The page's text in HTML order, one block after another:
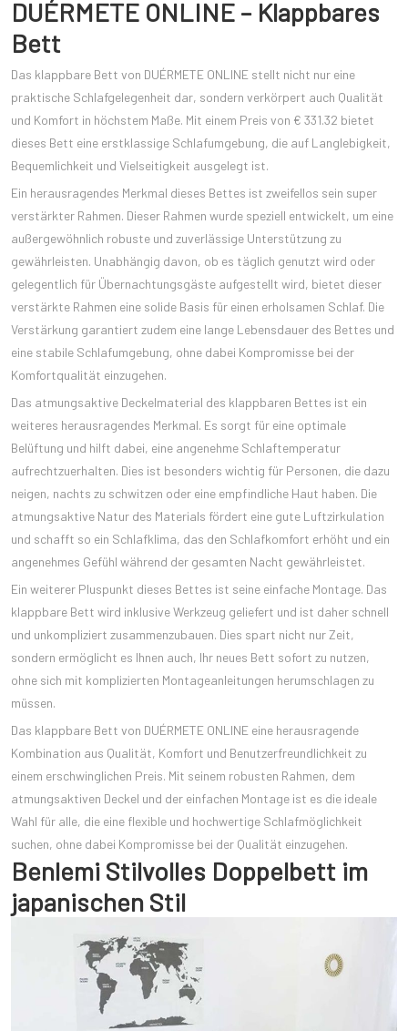
DUÉRMETE ONLINE – Klappbares
Bett
Das klappbare Bett von DUÉRMETE ONLINE stellt nicht nur eine
praktische Schlafgelegenheit dar, sondern verkörpert auch Qualität
und Komfort in höchstem Maße. Mit einem Preis von € 331.32 bietet
dieses Bett eine erstklassige Schlafumgebung, die auf Langlebigkeit,
Bequemlichkeit und Vielseitigkeit ausgelegt ist.
Ein herausragendes Merkmal dieses Bettes ist zweifellos sein super
verstärkter Rahmen. Dieser Rahmen wurde speziell entwickelt, um eine
außergewöhnlich robuste und zuverlässige Unterstützung zu
gewährleisten. Unabhängig davon, ob es täglich genutzt wird oder
gelegentlich für Übernachtungsgäste aufgestellt wird, bietet dieser
verstärkte Rahmen eine solide Basis für einen erholsamen Schlaf. Die
Verstärkung garantiert zudem eine lange Lebensdauer des Bettes und
eine stabile Schlafumgebung, ohne dabei Kompromisse bei der
Komfortqualität einzugehen.
Das atmungsaktive Deckelmaterial des klappbaren Bettes ist ein
weiteres herausragendes Merkmal. Es sorgt für eine optimale
Belüftung und hilft dabei, eine angenehme Schlaftemperatur
aufrechtzuerhalten. Dies ist besonders wichtig für Personen, die dazu
neigen, nachts zu schwitzen oder eine empfindliche Haut haben. Die
atmungsaktive Natur des Materials fördert eine gute Luftzirkulation
und schafft so ein Schlafklima, das den Schlafkomfort erhöht und ein
angenehmes Gefühl während der gesamten Nacht gewährleistet.
Ein weiterer Pluspunkt dieses Bettes ist seine einfache Montage. Das
klappbare Bett wird inklusive Werkzeug geliefert und ist daher schnell
und unkompliziert zusammenzubauen. Dies spart nicht nur Zeit,
sondern ermöglicht es Ihnen auch, Ihr neues Bett sofort zu nutzen,
ohne sich mit komplizierten Montageanleitungen herumschlagen zu
müssen.
Das klappbare Bett von DUÉRMETE ONLINE eine herausragende
Kombination aus Qualität, Komfort und Benutzerfreundlichkeit zu
einem erschwinglichen Preis. Mit seinem robusten Rahmen, dem
atmungsaktiven Deckel und der einfachen Montage ist es die ideale
Wahl für alle, die eine flexible und hochwertige Schlafmöglichkeit
suchen, ohne dabei Kompromisse bei der Qualität einzugehen.
Benlemi Stilvolles Doppelbett im
japanischen Stil